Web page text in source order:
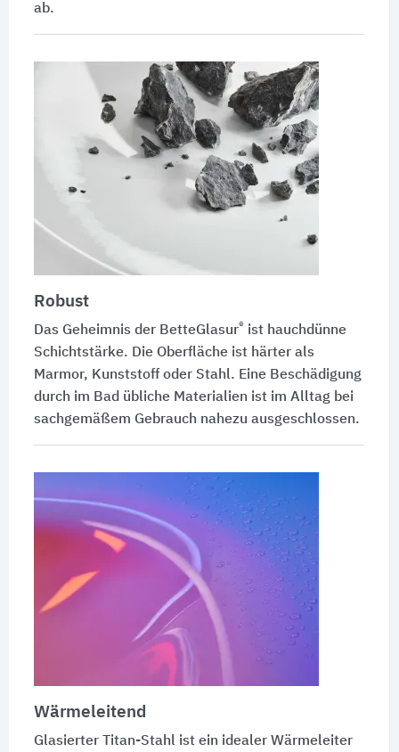
ab.
Robust
Das Geheimnis der BetteGlasur® ist hauchdünne
Schichtstärke. Die Oberfläche ist härter als
Marmor, Kunststoff oder Stahl. Eine Beschädigung
durch im Bad übliche Materialien ist im Alltag bei
sachgemäßem Gebrauch nahezu ausgeschlossen.
Wärmeleitend
Glasierter Titan-Stahl ist ein idealer Wärmeleiter